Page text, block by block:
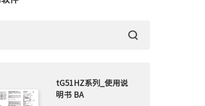
tG51HZ系列_使用说
明书 BA